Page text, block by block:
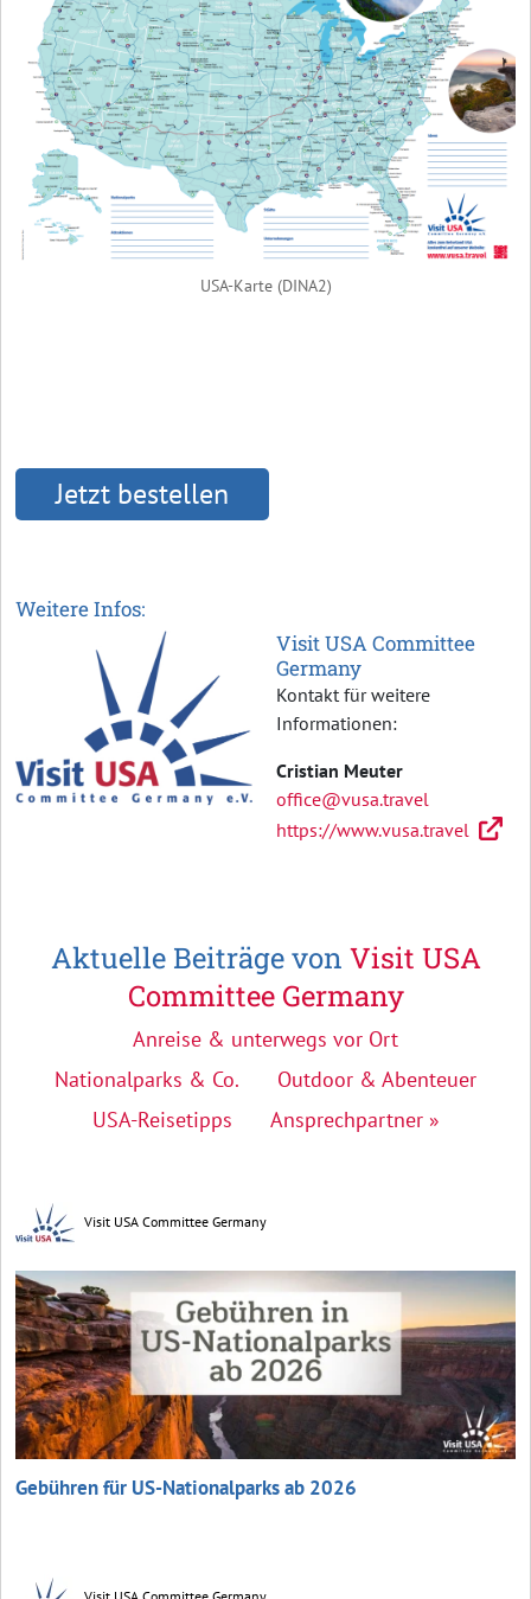
USA-Karte (DINA2)
Jetzt bestellen
Weitere Infos:
Visit USA Committee
Germany
Kontakt für weitere
Informationen:
Cristian Meuter
office@vusa.travel
https://www.vusa.travel
Aktuelle Beiträge von Visit USA
Committee Germany
Anreise & unterwegs vor Ort
Nationalparks & Co.
Outdoor & Abenteuer
USA-Reisetipps
Ansprechpartner »
Visit USA Committee Germany
Gebühren für US-Nationalparks ab 2026